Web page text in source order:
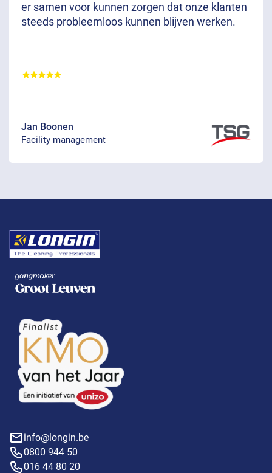
er samen voor kunnen zorgen dat onze klanten
steeds probleemloos kunnen blijven werken.
Jan Boonen
Facility management
info@longin.be
0800 944 50
016 44 80 20